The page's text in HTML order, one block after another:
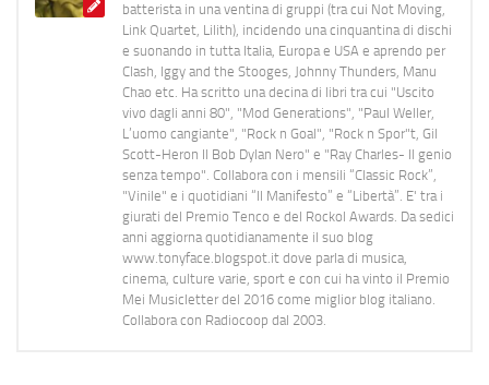
batterista in una ventina di gruppi (tra cui Not Moving,
Link Quartet, Lilith), incidendo una cinquantina di dischi
e suonando in tutta Italia, Europa e USA e aprendo per
Clash, Iggy and the Stooges, Johnny Thunders, Manu
Chao etc. Ha scritto una decina di libri tra cui "Uscito
vivo dagli anni 80", "Mod Generations", "Paul Weller,
L’uomo cangiante", "Rock n Goal", "Rock n Spor"t, Gil
Scott-Heron Il Bob Dylan Nero" e "Ray Charles- Il genio
senza tempo". Collabora con i mensili “Classic Rock”,
"Vinile" e i quotidiani “Il Manifesto” e “Libertà”. E' tra i
giurati del Premio Tenco e del Rockol Awards. Da sedici
anni aggiorna quotidianamente il suo blog
www.tonyface.blogspot.it dove parla di musica,
cinema, culture varie, sport e con cui ha vinto il Premio
Mei Musicletter del 2016 come miglior blog italiano.
Collabora con Radiocoop dal 2003.